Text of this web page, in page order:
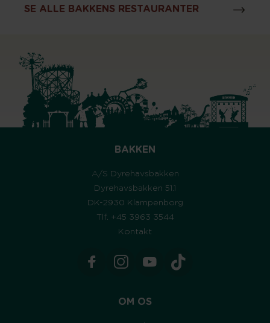
SE ALLE BAKKENS RESTAURANTER
BAKKEN
A/S Dyrehavsbakken
Dyrehavsbakken 51.1
DK-2930 Klampenborg
Tlf. +45 3963 3544
Kontakt
OM OS